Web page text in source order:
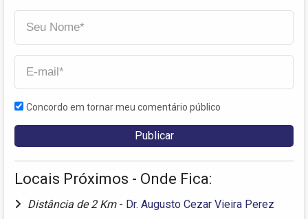
Concordo em tornar meu comentário público
Locais Próximos - Onde Fica:
Distância de 2 Km - Dr. Augusto Cezar Vieira Perez